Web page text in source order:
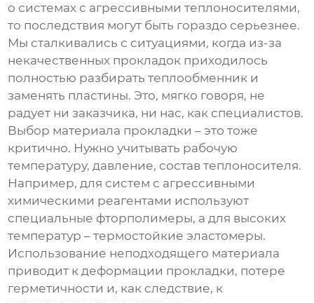
о системах с агрессивными теплоносителями,
то последствия могут быть гораздо серьезнее.
Мы сталкивались с ситуациями, когда из-за
некачественных прокладок приходилось
полностью разбирать теплообменник и
заменять пластины. Это, мягко говоря, не
радует ни заказчика, ни нас, как специалистов.
Выбор материала прокладки – это тоже
критично. Нужно учитывать рабочую
температуру, давление, состав теплоносителя.
Например, для систем с агрессивными
химическими реагентами используют
специальные фторполимеры, а для высоких
температур – термостойкие эластомеры.
Использование неподходящего материала
приводит к деформации прокладки, потере
герметичности и, как следствие, к